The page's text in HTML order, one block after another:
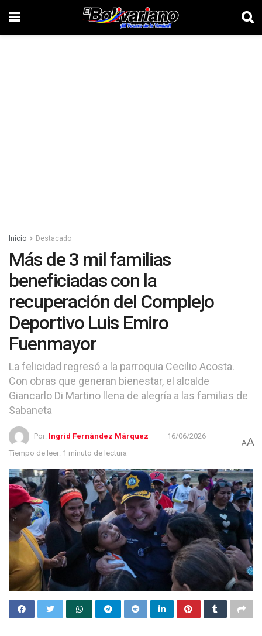
Inicio Destacado
Más de 3 mil familias
beneficiadas con la
recuperación del Complejo
Deportivo Luis Emiro
Fuenmayor
La felicidad regresó a la parroquia Cecilio Acosta.
Con obras que generan bienestar, el alcalde
Giancarlo Di Martino llena de alegría a las familias de
Sabaneta
Por: Ingrid Fernández Márquez
16/06/2026
Tiempo de leer: 1 minuto de lectura
AA